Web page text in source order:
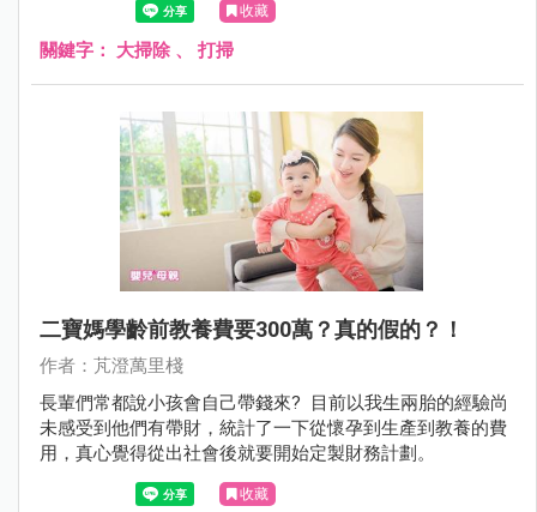
收藏
關鍵字： 大掃除 、 打掃
二寶媽學齡前教養費要300萬？真的假的？！
作者：芃澄萬里棧
長輩們常都說小孩會自己帶錢來? 目前以我生兩胎的經驗尚
未感受到他們有帶財，統計了一下從懷孕到生產到教養的費
用，真心覺得從出社會後就要開始定製財務計劃。
收藏